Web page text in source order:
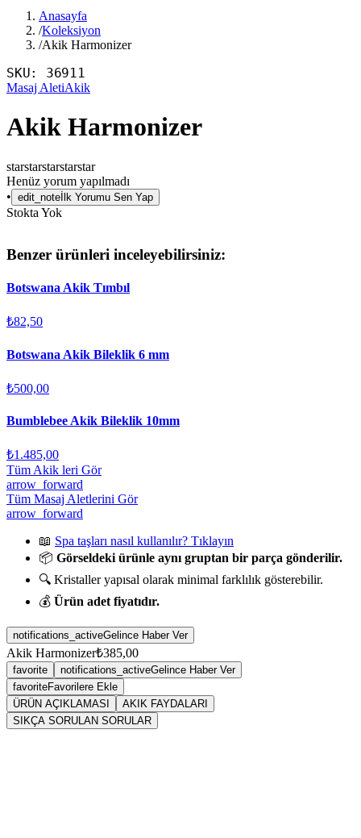
Anasayfa
/Koleksiyon
/Akik Harmonizer
SKU: 36911
Masaj AletiAkik
Akik Harmonizer
starstarstarstarstar
Henüz yorum yapılmadı
• edit_note İlk Yorumu Sen Yap
Stokta Yok
Benzer ürünleri inceleyebilirsiniz:
Botswana Akik Tımbıl
₺82,50
Botswana Akik Bileklik 6 mm
₺500,00
Bumblebee Akik Bileklik 10mm
₺1.485,00
Tüm Akik leri Gör
arrow_forward
Tüm Masaj Aletlerini Gör
arrow_forward
📖 Spa taşları nasıl kullanılır? Tıklayın
📦 Görseldeki ürünle aynı gruptan bir parça gönderilir.
🔍 Kristaller yapısal olarak minimal farklılık gösterebilir.
💰 Ürün adet fiyatıdır.
notifications_activeGelince Haber Ver
Akik Harmonizer₺385,00
favorite notifications_activeGelince Haber Ver
favoriteFavorilere Ekle
ÜRÜN AÇIKLAMASI
AKIK FAYDALARI
SIKÇA SORULAN SORULAR